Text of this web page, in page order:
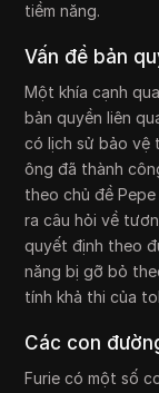
tiềm năng.
Vấn đề bản
Một khía cạnh
bản quyền liên
có lịch sử bảo vệ
ông đã thành
theo chủ đề
ra câu hỏi về
quyết định theo
năng bị gỡ bỏ
tính khả thi của
Các con
Furie có một số